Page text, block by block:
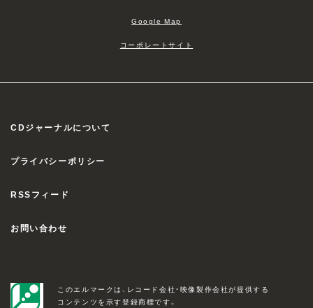
Google Map
コーポレートサイト
CDジャーナルについて
プライバシーポリシー
RSSフィード
お問い合わせ
このエルマークは、レコード会社・映像製作会社が提供する
コンテンツを示す登録商標です。